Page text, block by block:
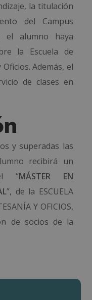
la titulación
del Campus
el alumno haya
la Escuela de
Además, el
de clases en
y superadas las
recibirá un
“MÁSTER EN
”, de la ESCUELA
Y OFICIOS,
de socios de la